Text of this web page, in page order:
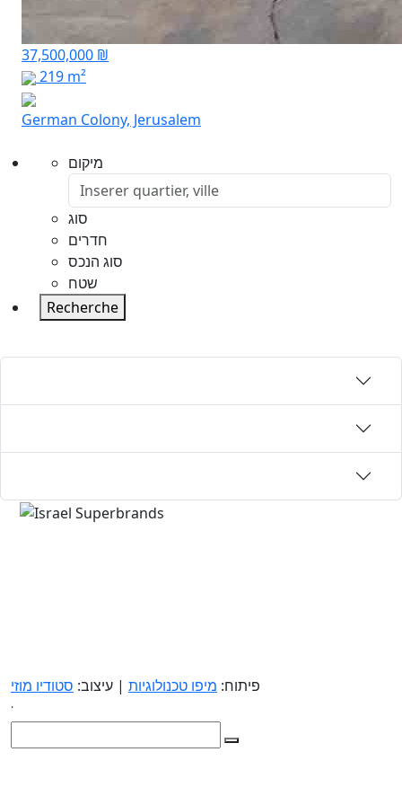
37,500,000 ₪
219 m²
German Colony, Jerusalem
מיקום
סוג
חדרים
סוג הנכס
שטח
Recherche
פיתוח: מיפו טכנולוגיות | עיצוב: סטודיו מוזי
.